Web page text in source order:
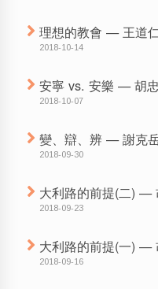
理想的教會 — 王道
2018-10-14
安寧 vs. 安樂 — 胡
2018-10-07
變、辯、辨 — 謝克
2018-09-30
大利路的前提(二) —
2018-09-23
大利路的前提(一) —
2018-09-16